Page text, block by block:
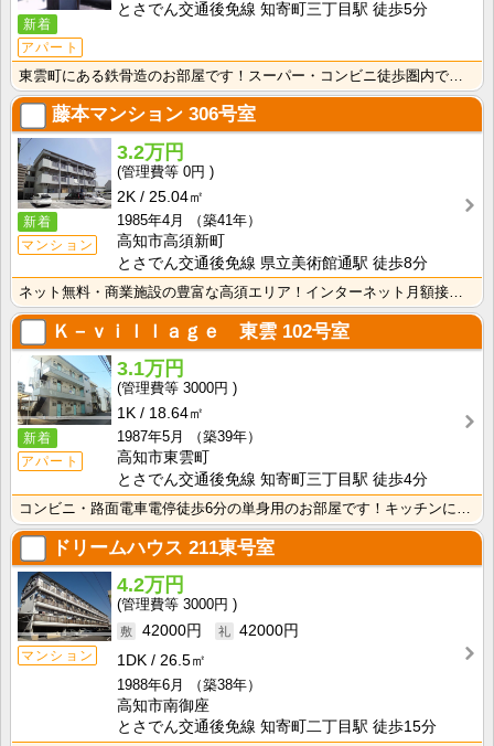
新着
アパート
とさでん交通後免線 知寄町三丁目駅 徒歩5分
藤本マンション 306号室
新着
マンション
3.2万円
0円
2K
25.04㎡
1985年4月
（築41年）
高知市高須新町
とさでん交通後免線 県立美術館通駅 徒歩8分
Ｋ－ｖｉｌｌａｇｅ 東雲 102号室
新着
アパート
3.1万円
3000円
1K
18.64㎡
1987年5月
（築39年）
高知市東雲町
とさでん交通後免線 知寄町三丁目駅 徒歩4分
ドリームハウス 211東号室
マンション
4.2万円
3000円
42000円
42000円
1DK
26.5㎡
1988年6月
（築38年）
高知市南御座
とさでん交通後免線 知寄町二丁目駅 徒歩15分